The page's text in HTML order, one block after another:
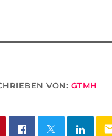
VON: GTMH